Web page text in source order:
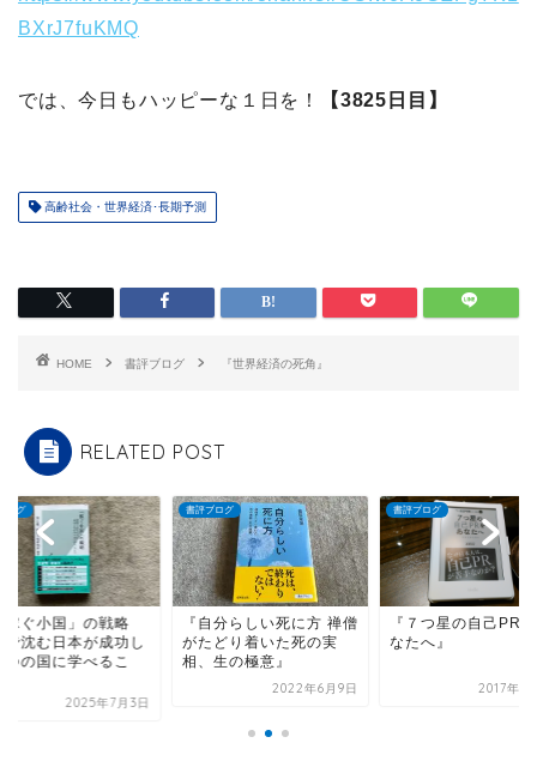
BXrJ7fuKMQ
では、今日もハッピーな１日を！ 【3825日目】
高齢社会・世界経済･長期予測
HOME 書評ブログ 『世界経済の死角』
RELATED POST
ログ
稼ぐ小国」の戦略
で沈む日本が成功し
つの国に学べるこ
2025年7月3日
書評ブログ
『自分らしい死に方 禅僧
がたどり着いた死の実
相、生の極意』
2022年6月9日
書評ブログ
『７つ星の自己PR
なたへ』
2017年11